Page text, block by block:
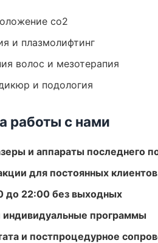
co2
и плазмолифтинг
волос и мезотерапия
и подология
работы с нами
и аппараты последнего
для постоянных клиентов
до 22:00 без выходных
программы
и постпроцедурное